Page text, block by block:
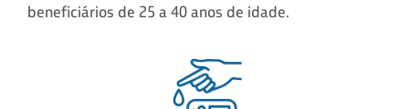
beneficiários de 25 a 40 anos de idade.